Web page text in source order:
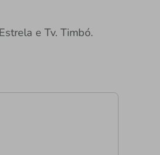
e Tv. Timbó.